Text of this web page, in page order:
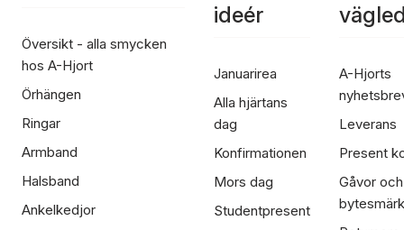
Översikt - alla smycken
hos A-Hjort
Örhängen
Ringar
Armband
Halsband
Ankelkedjor
ideér
Januarirea
Alla hjärtans
dag
Konfirmationen
Mors dag
Studentpresent
A-Hjorts
Leverans
Present
Gåvor och